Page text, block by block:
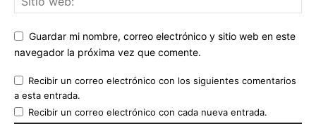
Guardar mi nombre, correo electrónico y sitio web en este
navegador la próxima vez que comente.
Recibir un correo electrónico con los siguientes comentarios
a esta entrada.
Recibir un correo electrónico con cada nueva entrada.